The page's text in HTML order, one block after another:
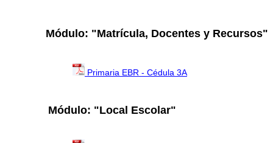
Módulo: "Matrícula, Docentes y Recursos"
Primaria EBR - Cédula 3A
Módulo: "Local Escolar"